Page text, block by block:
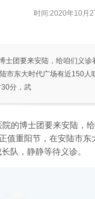
时间:2020年10月
士团要来安陆，给咱们义
市东大时代广场有近150
分，武
的博士团要来安陆，
值重阳节，在安陆市
队，静静等待义诊。